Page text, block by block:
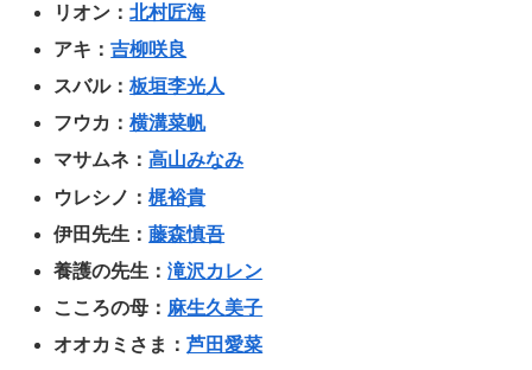
リオン：北村匠海
アキ：吉柳咲良
スバル：板垣李光人
フウカ：横溝菜帆
マサムネ：高山みなみ
ウレシノ：梶裕貴
伊田先生：藤森慎吾
養護の先生：滝沢カレン
こころの母： 麻生久美子
オオカミさま：芦田愛菜